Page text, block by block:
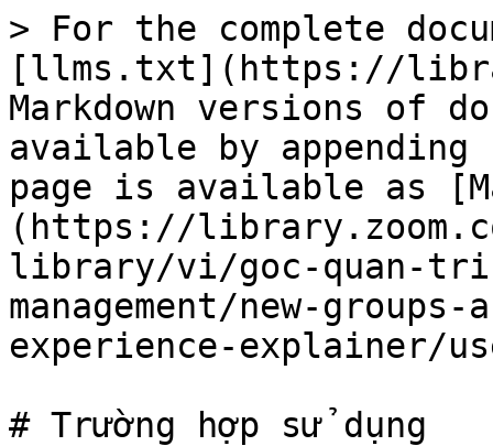
> For the complete
[llms.txt](https://
Markdown versions of
available by
page is available as
(https://
library/vi/goc-quan-tri-
management/new-
experience-explainer/
# Trường hợp sử dụng